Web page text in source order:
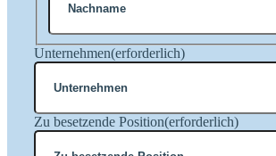
Nachname
Unternehmen(erforderlich)
Zu besetzende Position(erforderlich)